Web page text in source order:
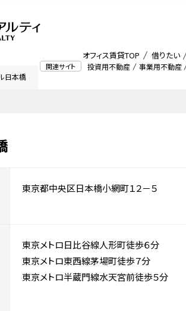
関連サイト 投資用不動産 事業用不動産
オフィス賃貸TOP 借りたい
日本橋
東京都中央区日本橋小網町１２－５
東京メトロ日比谷線人形町徒歩６分
東京メトロ東西線茅場町徒歩７分
東京メトロ半蔵門線水天宮前徒歩５分